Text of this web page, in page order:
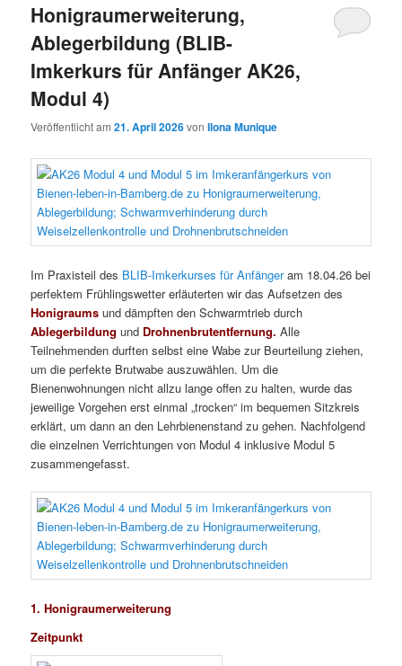
Honigraumerweiterung,
Ablegerbildung (BLIB-
Imkerkurs für Anfänger AK26,
Modul 4)
Veröffentlicht am21. April 2026vonIlona Munique
Im Praxisteil des BLIB-Imkerkurses für Anfängeram 18.04.26 bei
perfektem Frühlingswetter erläuterten wir das Aufsetzen des
Honigraums und dämpften den Schwarmtrieb durch
Ablegerbildungund Drohnenbrutentfernung.Alle
Teilnehmenden durften selbst eine Wabe zur Beurteilung ziehen,
um die perfekte Brutwabe auszuwählen. Um die
Bienenwohnungen nicht allzu lange offen zu halten, wurde das
jeweilige Vorgehen erst einmal „trocken“ im bequemen Sitzkreis
erklärt, um dann an den Lehrbienenstand zu gehen. Nachfolgend
die einzelnen Verrichtungen von Modul 4 inklusive Modul 5
zusammengefasst.
1. Honigraumerweiterung
Zeitpunkt